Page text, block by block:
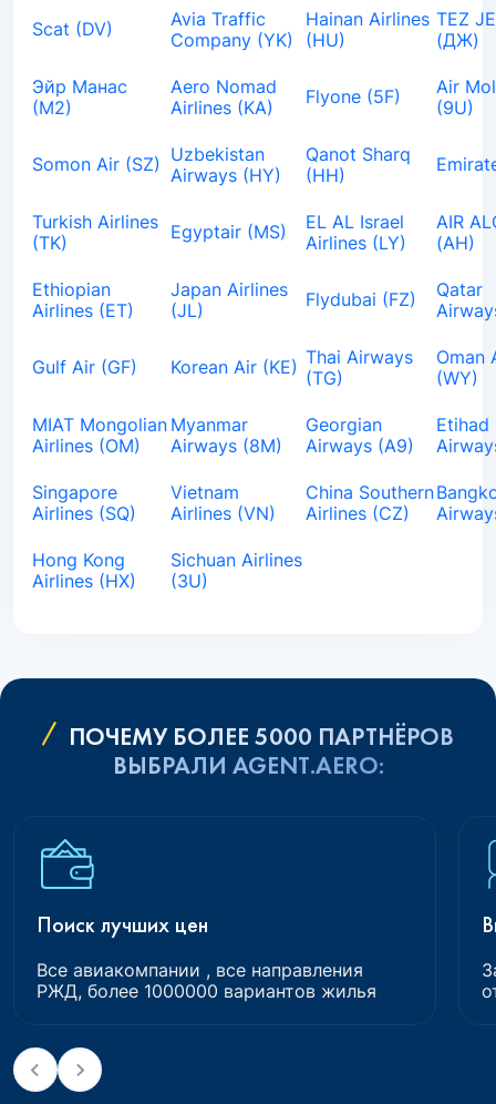
Scat (DV)
Avia Traffic
Company (YK)
Hainan Airlines
(HU)
TEZ
(ДЖ)
Эйр Манас
(М2)
Aero Nomad
Airlines (KA)
Flyone (5F)
Air
(9U)
Somon Air (SZ) Uzbekistan
Airways (HY)
Qanot Sharq
(HH)
Turkish Airlines
(TK)
Egyptair (MS)
EL AL Israel
Airlines (LY)
AIR
(AH)
Ethiopian
Airlines (ET)
Japan Airlines
(JL)
Flydubai (FZ)
Qatar
Gulf Air (GF) Korean Air (KE) Thai Airways
(TG)
Oman
(WY)
MIAT Mongolian
Airlines (OM)
Myanmar
Airways (8M)
Georgian
Airways (A9)
Etihad
Singapore
Airlines (SQ)
Vietnam
Airlines (VN)
China Southern
Airlines (CZ)
Hong Kong
Airlines (HX)
Sichuan Airlines
(3U)
ПОЧЕМУ БОЛЕЕ 5000 ПАРТНЁРОВ
ВЫБРАЛИ AGENT.AERO:
Поиск лучших цен
Все авиакомпании , все направления
РЖД, более 1000000 вариантов жилья